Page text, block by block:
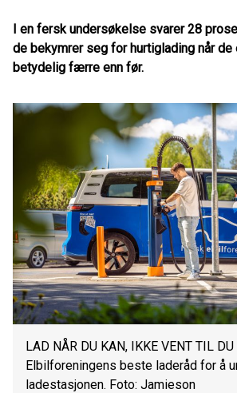
I en fersk undersøkelse svarer 28
de bekymrer seg for hurtiglading når de
betydelig færre enn før.
LAD NÅR DU KAN, IKKE VENT TIL
Elbilforeningens beste laderåd for å
ladestasjonen. Foto: Jamieson